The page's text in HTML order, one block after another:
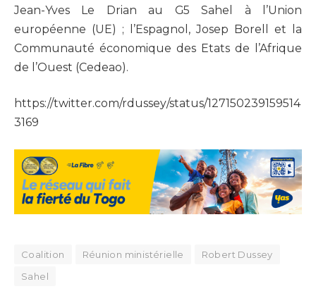
Jean-Yves Le Drian au G5 Sahel à l’Union
européenne (UE) ; l’Espagnol, Josep Borell et la
Communauté économique des Etats de l’Afrique
de l’Ouest (Cedeao).
https://twitter.com/rdussey/status/127150239159514
3169
Coalition Réunion ministérielle
Robert Dussey
Sahel